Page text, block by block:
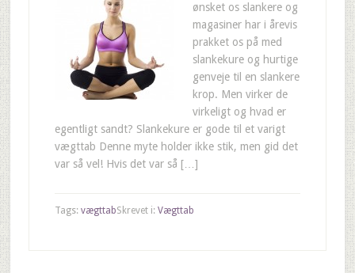
ønsket os slankere og
magasiner har i årevis
prakket os på med
slankekure og hurtige
genveje til en slankere
krop. Men virker de
virkeligt og hvad er
egentligt sandt? Slankekure er gode til et varigt
vægttab Denne myte holder ikke stik, men gid det
var så vel! Hvis det var så […]
Skrevet i: Vægttab
Tags: vægttab